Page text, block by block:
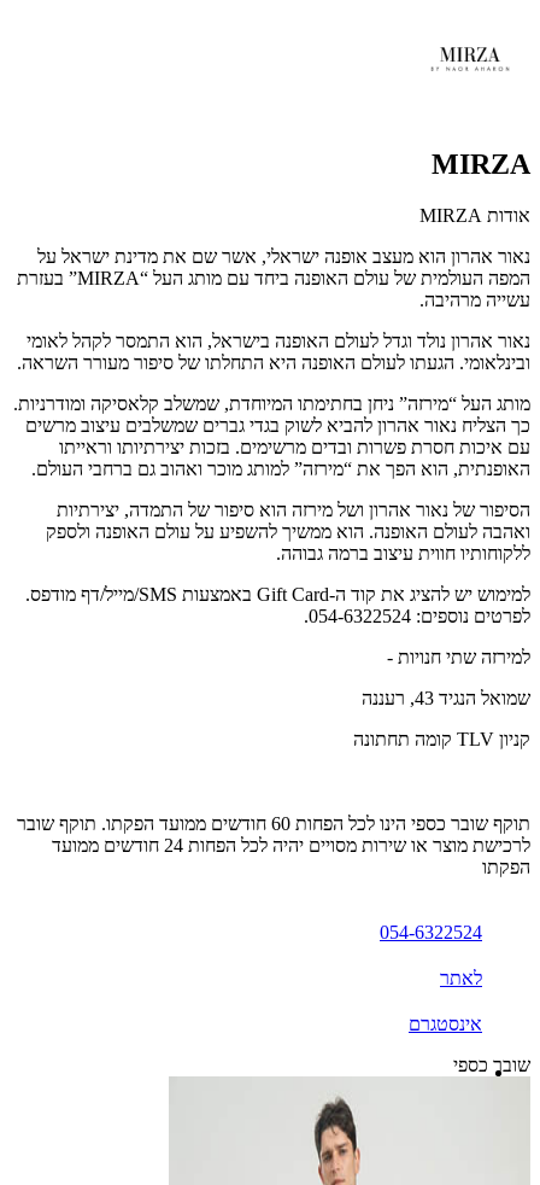
MIRZA
אודות MIRZA
נאור אהרון הוא מעצב אופנה ישראלי, אשר שם את מדינת ישראל על
המפה העולמית של עולם האופנה ביחד עם מותג העל “MIRZA” בעזרת
עשייה מרהיבה.
נאור אהרון נולד וגדל לעולם האופנה בישראל, הוא התמסר לקהל לאומי
ובינלאומי. הגעתו לעולם האופנה היא התחלתו של סיפור מעורר השראה.
מותג העל “מירזה” ניחן בחתימתו המיוחדת, שמשלב קלאסיקה ומודרניות.
כך הצליח נאור אהרון להביא לשוק בגדי גברים שמשלבים עיצוב מרשים
עם איכות חסרת פשרות ובדים מרשימים. בזכות יצירתיותו וראייתו
האופנתית, הוא הפך את “מירזה” למותג מוכר ואהוב גם ברחבי העולם.
הסיפור של נאור אהרון ושל מירזה הוא סיפור של התמדה, יצירתיות
ואהבה לעולם האופנה. הוא ממשיך להשפיע על עולם האופנה ולספק
ללקוחותיו חווית עיצוב ברמה גבוהה.
למימוש יש להציג את קוד ה-Gift Card באמצעות SMS/מייל/דף מודפס.
לפרטים נוספים: 054-6322524.
למירזה שתי חנויות -
שמואל הנגיד 43, רעננה
קניון TLV קומה תחתונה
תוקף שובר כספי הינו לכל הפחות 60 חודשים ממועד הפקתו. תוקף שובר
לרכישת מוצר או שירות מסויים יהיה לכל הפחות 24 חודשים ממועד
הפקתו
054-6322524
לאתר
אינסטגרם
שובר כספי